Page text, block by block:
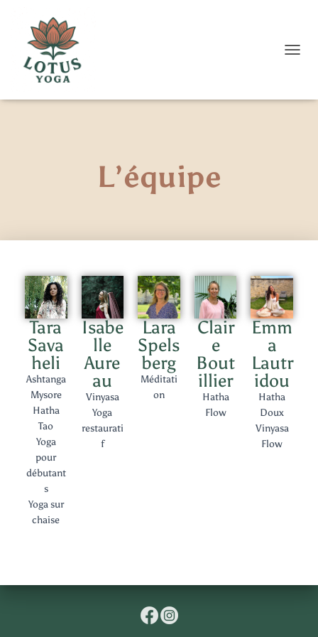
L
I
O
N
L’équipe
Tara
Sava
heli
Ashtanga
Mysore
Hatha
Tao
Yoga
pour
débutant
s
Yoga sur
chaise
Isabe
lle
Aure
au
Vinyasa
Yoga
restaurati
f
Lara
Spels
berg
Méditati
on
Clair
e
Bout
illier
Hatha
Flow
Emm
a
Lautr
idou
Hatha
Doux
Vinyasa
Flow